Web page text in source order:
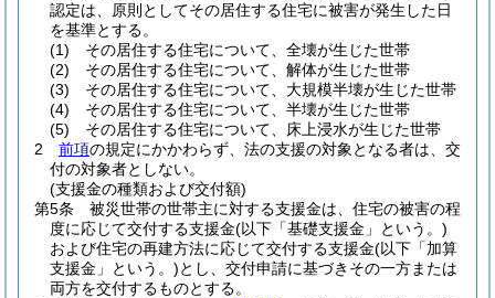
認定は、原則としてその居住する住宅に被害が発生した日
を基準とする。
(1)
その居住する住宅について、全壊が生じた世帯
(2)
その居住する住宅について、解体が生じた世帯
(3)
その居住する住宅について、大規模半壊が生じた世帯
(4)
その居住する住宅について、半壊が生じた世帯
(5)
その居住する住宅について、床上浸水が生じた世帯
2
前項の規定にかかわらず、法の支援の対象となる者は、交
付の対象者としない。
(支援金の種類および交付額)
第5条
被災世帯の世帯主に対する支援金は、住宅の被害の程
度に応じて交付する支援金(以下「基礎支援金」という。)
および住宅の再建方法に応じて交付する支援金(以下「加算
支援金」という。)とし、交付申請に基づきその一方または
両方を交付するものとする。